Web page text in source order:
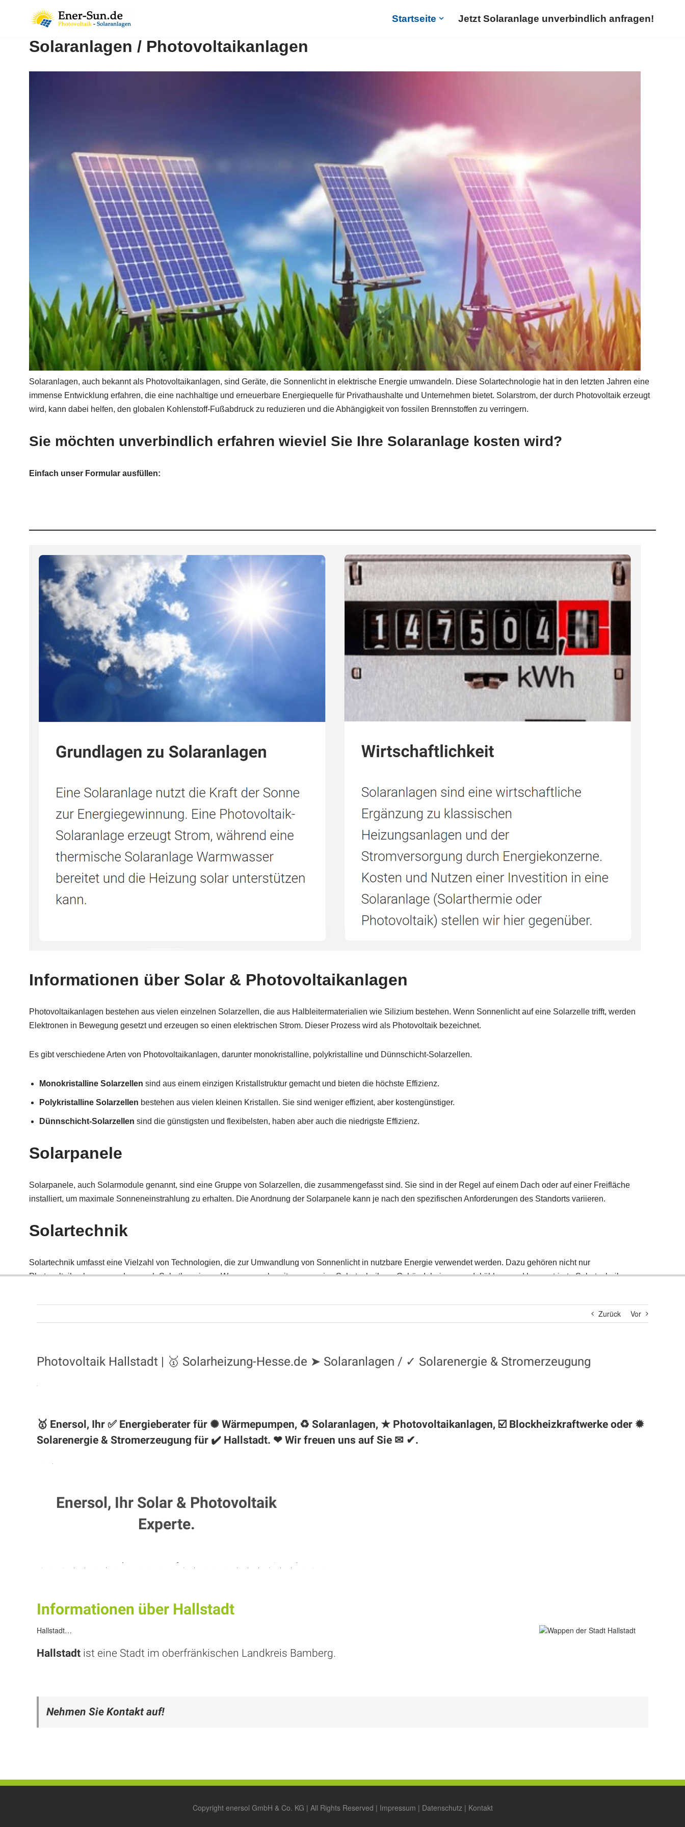
Zurück Vor
Photovoltaik Hallstadt | 🥇 Solarheizung-Hesse.de ➤ Solaranlagen / ✓ Solarenergie & Stromerzeugung
🥇 Enersol, Ihr ✅ Energieberater für ✺ Wärmepumpen, ♻ Solaranlagen, ★ Photovoltaikanlagen, ☑️ Blockheizkraftwerke oder ✹
Solarenergie & Stromerzeugung für ✔️ Hallstadt. ❤ Wir freuen uns auf Sie ✉ ✔.
Enersol, Ihr Solar & Photovoltaik
Experte.
Informationen über Hallstadt
Hallstadt…
Hallstadt ist eine Stadt im oberfränkischen Landkreis Bamberg.
Nehmen Sie Kontakt auf!
Copyright enersol GmbH & Co. KG | All Rights Reserved | Impressum | Datenschutz| Kontakt